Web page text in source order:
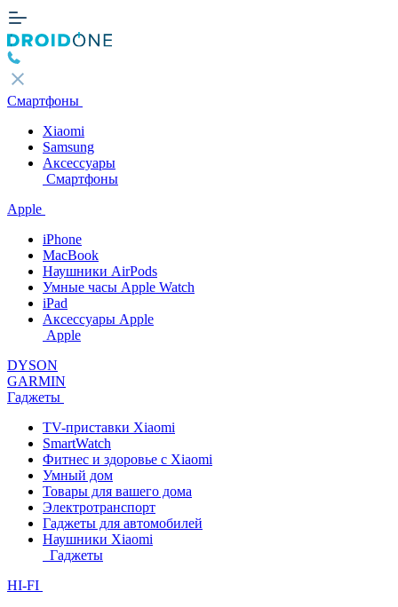
Смартфоны
Xiaomi
Samsung
Аксессуары
Смартфоны
Apple
iPhone
MacBook
Наушники AirPods
Умные часы Apple Watch
iPad
Аксессуары Apple
Apple
DYSON
GARMIN
Гаджеты
TV-приставки Xiaomi
SmartWatch
Фитнес и здоровье с Xiaomi
Умный дом
Товары для вашего дома
Электротранспорт
Гаджеты для автомобилей
Наушники Xiaomi
Гаджеты
HI-FI